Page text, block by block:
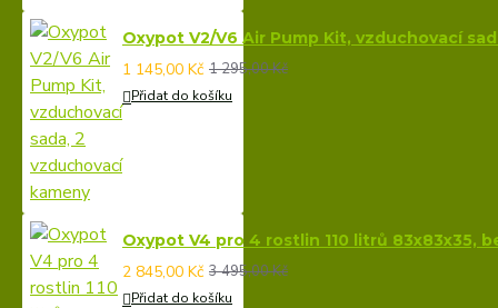
Oxypot V2/V6 Air Pump Kit, vzduchovací
1 145,00 Kč 1 295,00 Kč
Přidat do košíku
Oxypot V4 pro 4 rostlin 110 litrů 83x83x35,
2 845,00 Kč 3 495,00 Kč
Přidat do košíku